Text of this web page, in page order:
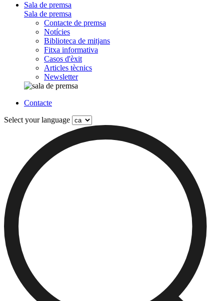
Sala de premsa
Sala de premsa
Contacte de premsa
Notícies
Biblioteca de mitjans
Fitxa informativa
Casos d'èxit
Articles tècnics
Newsletter
Contacte
Select your language